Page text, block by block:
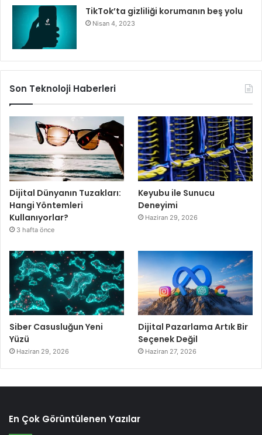
TikTok’ta gizliliği korumanın beş yolu
Nisan 4, 2023
Son Teknoloji Haberleri
Dijital Dünyanın Tuzakları:
Hangi Yöntemleri
Kullanıyorlar?
3 hafta önce
Keyubu ile Sunucu
Deneyimi
Haziran 29, 2026
Siber Casusluğun Yeni
Yüzü
Haziran 29, 2026
Dijital Pazarlama Artık Bir
Seçenek Değil
Haziran 27, 2026
En Çok Görüntülenen Yazılar